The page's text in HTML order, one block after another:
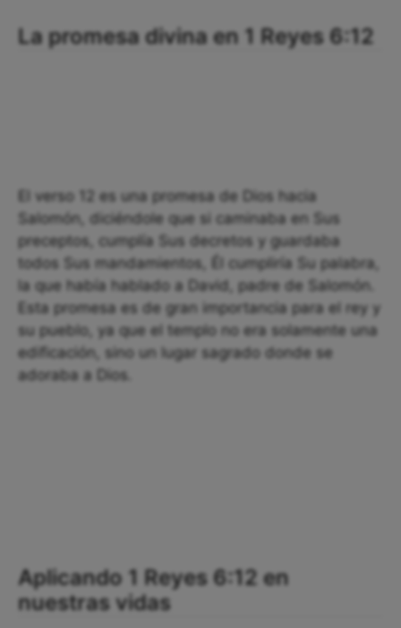
La promesa divina en 1 Reyes 6:12
El verso 12 es una promesa de Dios hacia
Salomón, diciéndole que si caminaba en Sus
preceptos, cumplía Sus decretos y guardaba
todos Sus mandamientos, Él cumpliría Su palabra,
la que había hablado a David, padre de Salomón.
Esta promesa es de gran importancia para el rey y
su pueblo, ya que el templo no era solamente una
edificación, sino un lugar sagrado donde se
adoraba a Dios.
Aplicando 1 Reyes 6:12 en
nuestras vidas